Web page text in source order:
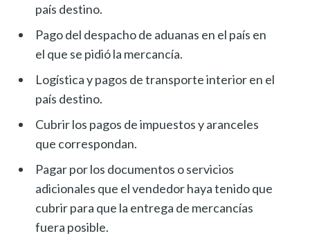
país destino.
Pago del despacho de aduanas en el país en
el que se pidió la mercancía.
Logística y pagos de transporte interior en el
país destino.
Cubrir los pagos de impuestos y aranceles
que correspondan.
Pagar por los documentos o servicios
adicionales que el vendedor haya tenido que
cubrir para que la entrega de mercancías
fuera posible.